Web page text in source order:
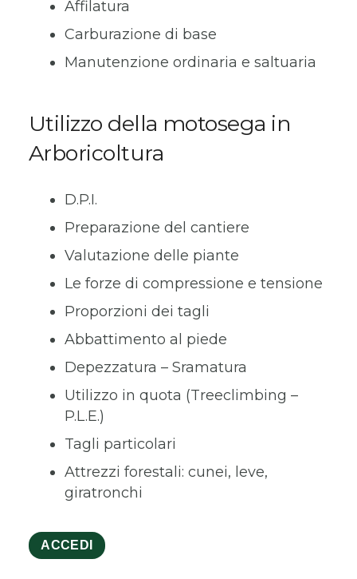
Affilatura
Carburazione di base
Manutenzione ordinaria e saltuaria
Utilizzo della motosega in
Arboricoltura
D.P.I.
Preparazione del cantiere
Valutazione delle piante
Le forze di compressione e tensione
Proporzioni dei tagli
Abbattimento al piede
Depezzatura – Sramatura
Utilizzo in quota (Treeclimbing –
P.L.E.)
Tagli particolari
Attrezzi forestali: cunei, leve,
giratronchi
ACCEDI